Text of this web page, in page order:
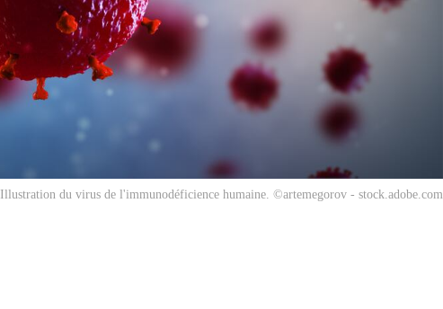
Illustration du virus de l'immunodéficience humaine. ©artemegorov - stock.adobe.com